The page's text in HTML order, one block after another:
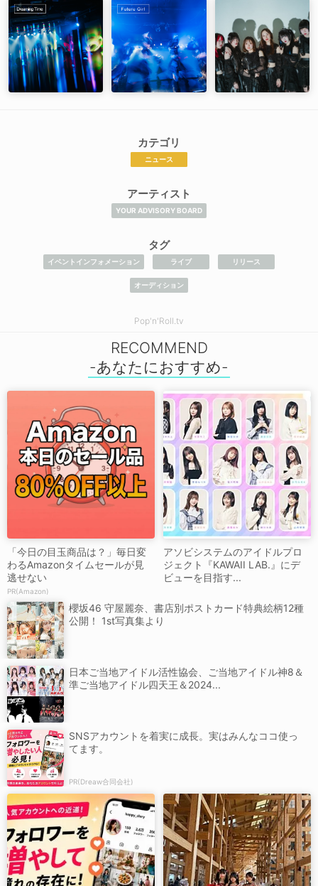
カテゴリ
ニュース
アーティスト
YOUR ADVISORY BOARD
タグ
イベントインフォメーション ライブ リリース
オーディション
Pop'n'Roll.tv
RECOMMEND
「今日の目玉商品は？」毎日変
わるAmazonタイムセールが見
逃せない
PR(Amazon)
アソビシステムのアイドルプロ
ジェクト『KAWAII LAB.』にデ
ビューを目指す...
櫻坂46 守屋麗奈、書店別ポストカード特典絵柄12種
公開！ 1st写真集より
日本ご当地アイドル活性協会、ご当地アイドル神8＆
準ご当地アイドル四天王＆2024...
SNSアカウントを着実に成長。実はみんなココ使っ
てます。
PR(Dreaw合同会社)